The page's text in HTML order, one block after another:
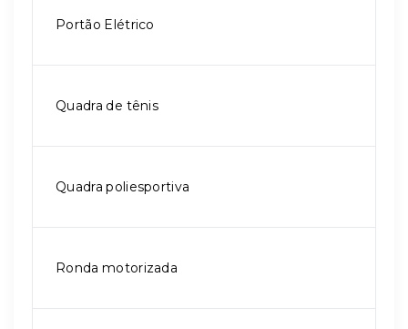
Portão Elétrico
Quadra de tênis
Quadra poliesportiva
Ronda motorizada